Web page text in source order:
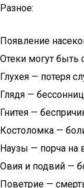
Разное:
Появление
Отеки могут быть
Глухея — потеря
Глядя —
Гнитея —
Костоломка —
Наузы — порча на
Овия и подвий —
Поветрие —